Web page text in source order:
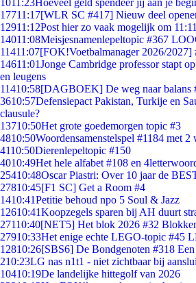
1011:23Hoeveel geld spendeer jij aan je
17711:17[WLR SC #417] Nieuw deel
12911:12Post hier zo vaak mogelijk om
14011:08Meisjesnamenlepeltopic #367
11411:07[FOK!Voetbalmanager 2026/2027]
14611:01Jonge Cambridge professor stapt
en leugens
11410:58[DAGBOEK] De weg naar balans
3610:57Defensiepact Pakistan, Turkije en
clausule?
13710:50Het grote goedemorgen topic #3
4810:50Woordensamenstelspel #1184 met
4110:50Dierenlepeltopic #150
4010:49Het hele alfabet #108 en
25410:48Oscar Piastri: Over 10 jaar de
27810:45[F1 SC] Get a Room #4
1410:41Petitie behoud npo 5 Soul & Jazz
12610:41Koopzegels sparen bij AH duurt
27110:40[NET5] Het blok 2026 #32
27910:33Het enige echte LEGO-topic #45
12810:26[SBS6] De Bondgenoten #318
210:23LG nas n1t1 - niet zichtbaar bij
10410:19De landelijke hittegolf van 2026